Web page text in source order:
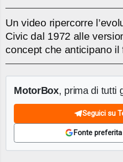
Un video ripercorre
Civic dal 1972 alle
concept che anticipano il
MotorBox, prima di tutti
Seguici su
Fonte